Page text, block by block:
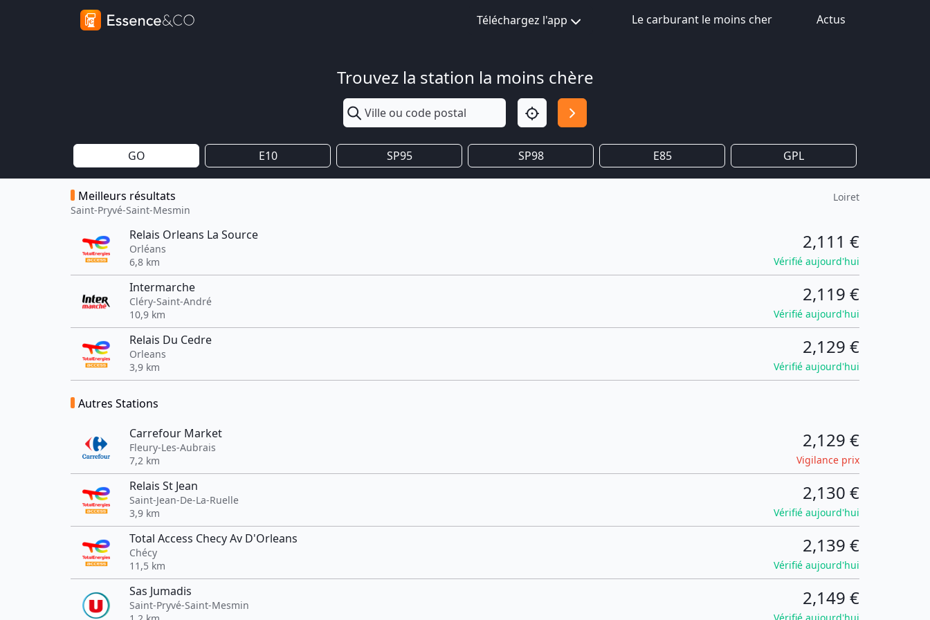
Téléchargez l'app Le carburant le moins cher Actus
Trouvez la station la moins chère
GO E10 SP95 SP98 E85 GPL
Meilleurs résultats
Saint-Pryvé-Saint-Mesmin
Loiret
Relais Orleans La Source
Orléans
6,8 km
2,111 €
Vérifié aujourd'hui
Intermarche
Cléry-Saint-André
10,9 km
2,119 €
Vérifié aujourd'hui
Relais Du Cedre
Orleans
3,9 km
2,129 €
Vérifié aujourd'hui
Autres Stations
Carrefour Market
Fleury-Les-Aubrais
7,2 km
2,129 €
Vigilance prix
Relais St Jean
Saint-Jean-De-La-Ruelle
3,9 km
2,130 €
Vérifié aujourd'hui
Total Access Checy Av D'Orleans
Chécy
11,5 km
2,139 €
Vérifié aujourd'hui
Sas Jumadis
Saint-Pryvé-Saint-Mesmin
2,149 €